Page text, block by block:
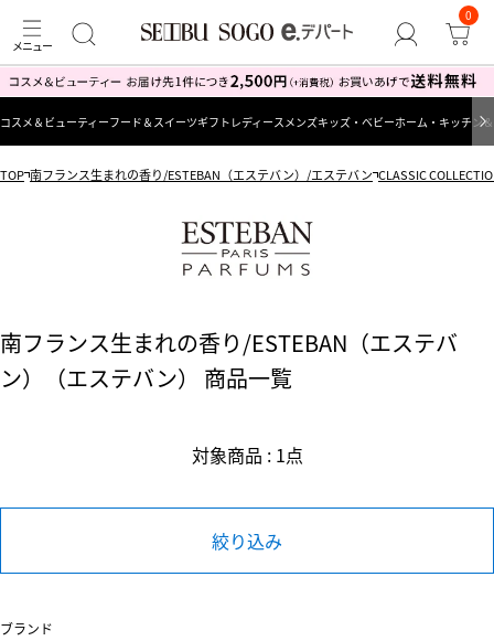
0
コスメ＆ビューティーフード＆スイーツギフト レディース メンズキッズ・ベビーホーム・キッチン
TOP 南フランス生まれの香り/ESTEBAN（エステバン）/エステバン CLASSIC
南フランス生まれの香り/ESTEBAN（エステバ
ン）（エステバン） 商品一覧
対象商品 : 1点
絞り込み
ブランド